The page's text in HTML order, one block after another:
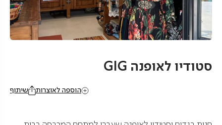
סטודיו לאופנה GIG
שיתוף הוספה לאוצרות